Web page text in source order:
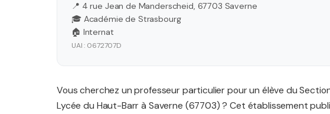
📍 4 rue Jean de Manderscheid, 67703 Saverne
🎓 Académie de Strasbourg
🏠 Internat
UAI : 0672707D
Vous cherchez un professeur particulier pour un élève du
Lycée du Haut-Barr à Saverne (67703) ? Cet établissement